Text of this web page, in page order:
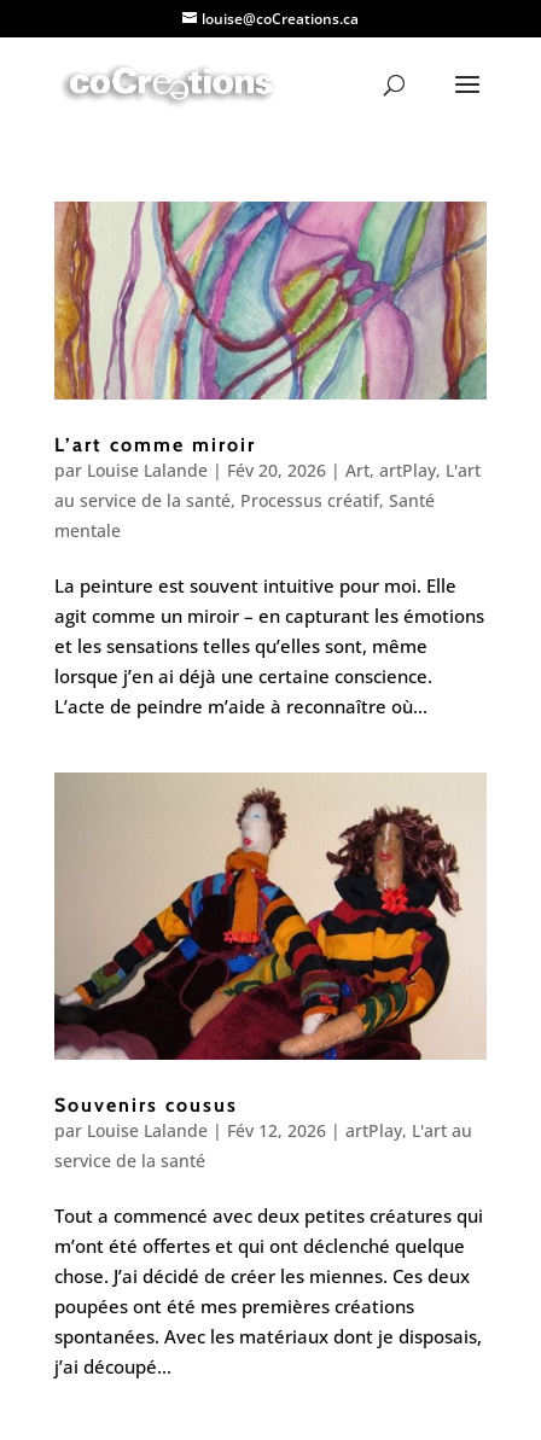
louise@coCreations.ca
L’art comme miroir
par Louise Lalande| Fév 20, 2026| Art, artPlay, L'art
au service de la santé, Processus créatif, Santé
mentale
La peinture est souvent intuitive pour moi. Elle
agit comme un miroir – en capturant les émotions
et les sensations telles qu’elles sont, même
lorsque j’en ai déjà une certaine conscience.
L’acte de peindre m’aide à reconnaître où...
Souvenirs cousus
par Louise Lalande| Fév 12, 2026| artPlay, L'art au
service de la santé
Tout a commencé avec deux petites créatures qui
m’ont été offertes et qui ont déclenché quelque
chose. J’ai décidé de créer les miennes. Ces deux
poupées ont été mes premières créations
spontanées. Avec les matériaux dont je disposais,
j’ai découpé...